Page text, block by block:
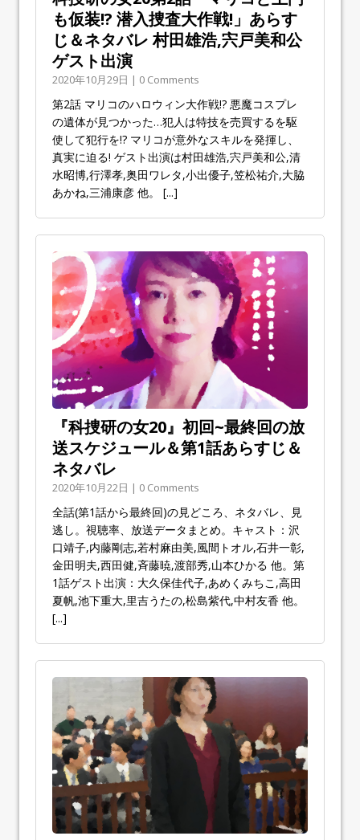
も仮装!? 潜入捜査大作戦!」あらす
じ＆ネタバレ 村田雄浩,宍戸美和公
ゲスト出演
2020年10月29日 | 0 Comments
第2話 マリコのハロウィン大作戦!? 悪魔コスプレ
の遺体が見つかった…犯人は特技を売買するを駆
使して犯行を!? マリコが意外なスキルを発揮し、
真実に迫る! ゲスト出演は村田雄浩,宍戸美和公,清
水昭博,行澤孝,奥田ワレタ,小出優子,笠松祐介,大脇
あかね,三浦康彦 他。 [...]
『科捜研の女20』初回~最終回の放
送スケジュール＆第1話あらすじ＆
ネタバレ
2020年10月22日 | 0 Comments
全話(第1話から最終回)の見どころ、ネタバレ、見
逃し。視聴率、放送データまとめ。キャスト：沢
口靖子,内藤剛志,若村麻由美,風間トオル,石井一彰,
金田明夫,西田健,斉藤暁,渡部秀,山本ひかる 他。第
1話ゲスト出演：大久保佳代子,あめくみちこ,高田
夏帆,池下重大,里吉うたの,松島紫代,中村友香 他。
[...]